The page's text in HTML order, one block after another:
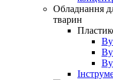
Обладнання
тварин